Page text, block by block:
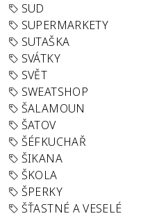
SUD
SUPERMARKETY
SUTAŠKA
SVÁTKY
SVĚT
SWEATSHOP
ŠALAMOUN
ŠATOV
ŠÉFKUCHAŘ
ŠIKANA
ŠKOLA
ŠPERKY
ŠŤASTNÉ A VESELÉ